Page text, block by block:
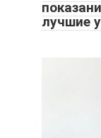
лучшие